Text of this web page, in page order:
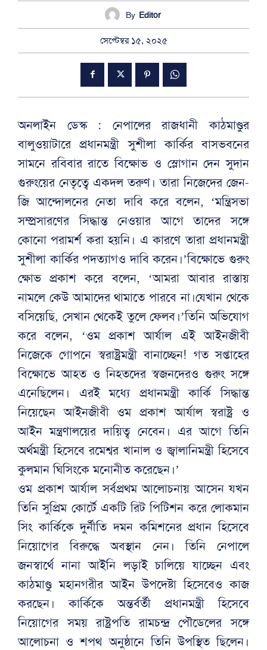
By Editor
সেপ্টেম্বর ১৫, ২০২৫
অনলাইন ডেস্ক : নেপালের রাজধানী কাঠমাণ্ডুর
বালুওয়াটারে প্রধানমন্ত্রী সুশীলা কার্কির বাসভবনের
সামনে রবিবার রাতে বিক্ষোভ ও স্লোগান দেন সুদান
গুরুংয়ের নেতৃত্বে একদল তরুণ। তারা নিজেদের জেন-
জি আন্দোলনের নেতা দাবি করে বলেন, ‘মন্ত্রিসভা
সম্প্রসারণের সিদ্ধান্ত নেওয়ার আগে তাদের সঙ্গে
কোনো পরামর্শ করা হয়নি। এ কারণে তারা প্রধানমন্ত্রী
সুশীলা কার্কির পদত্যাগও দাবি করেন।’বিক্ষোভে গুরুং
ক্ষোভ প্রকাশ করে বলেন, ‘আমরা আবার রাস্তায়
নামলে কেউ আমাদের থামাতে পারবে না।যেখান থেকে
বসিয়েছি, সেখান থেকেই তুলে ফেলব।’তিনি অভিযোগ
করে বলেন, ‘ওম প্রকাশ আর্যাল এই আইনজীবী
নিজেকে গোপনে স্বরাষ্ট্রমন্ত্রী বানাচ্ছেন! গত সপ্তাহের
বিক্ষোভে আহত ও নিহতদের স্বজনদেরও গুরুং সঙ্গে
এনেছিলেন। এরই মধ্যে প্রধানমন্ত্রী কার্কি সিদ্ধান্ত
নিয়েছেন আইনজীবী ওম প্রকাশ আর্যাল স্বরাষ্ট্র ও
আইন মন্ত্রণালয়ের দায়িত্ব নেবেন। এর আগে তিনি
অর্থমন্ত্রী হিসেবে রমেশ্বর খানাল ও জ্বালানিমন্ত্রী হিসেবে
কুলমান ঘিসিংকে মনোনীত করেছেন।’
ওম প্রকাশ আর্যাল সর্বপ্রথম আলোচনায় আসেন যখন
তিনি সুপ্রিম কোর্টে একটি রিট পিটিশন করে লোকমান
সিং কার্কিকে দুর্নীতি দমন কমিশনের প্রধান হিসেবে
নিয়োগের বিরুদ্ধে অবস্থান নেন। তিনি নেপালে
জনস্বার্থে নানা আইনি লড়াই চালিয়ে যাচ্ছেন এবং
কাঠমাণ্ডু মহানগরীর আইন উপদেষ্টা হিসেবেও কাজ
করছেন। কার্কিকে অন্তর্বর্তী প্রধানমন্ত্রী হিসেবে
নিয়োগের সময় রাষ্ট্রপতি রামচন্দ্র পৌডেলের সঙ্গে
আলোচনা ও শপথ অনুষ্ঠানে তিনি উপস্থিত ছিলেন।